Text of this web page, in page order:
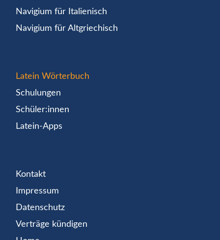
Navigium für Italienisch
Navigium für Altgriechisch
Latein Wörterbuch
Schulungen
Schüler:innen
Latein-Apps
Kontakt
Impressum
Datenschutz
Verträge kündigen